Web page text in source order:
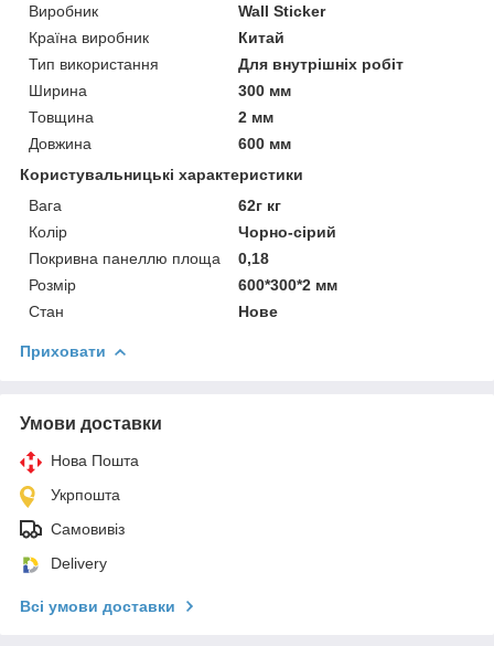
Виробник
Wall Sticker
Країна виробник
Китай
Тип використання
Для внутрішніх робіт
Ширина
300 мм
Товщина
2 мм
Довжина
600 мм
Користувальницькі характеристики
Вага
62г кг
Колір
Чорно-сірий
Покривна панеллю площа
0,18
Розмір
600*300*2 мм
Стан
Нове
Приховати
Умови доставки
Нова Пошта
Укрпошта
Самовивіз
Delivery
Всі умови доставки